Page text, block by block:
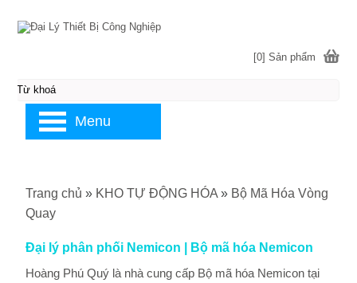
Đại lý phân phối Nemicon | Bộ mã hóa Nemicon
Hoàng Phú Quý là nhà cung cấp Bộ mã hóa Nemicon tại
Trang chủ » KHO TỰ ĐỘNG HÓA » Bộ Mã Hóa Vòng
Quay
[0] Sản phẩm
Menu